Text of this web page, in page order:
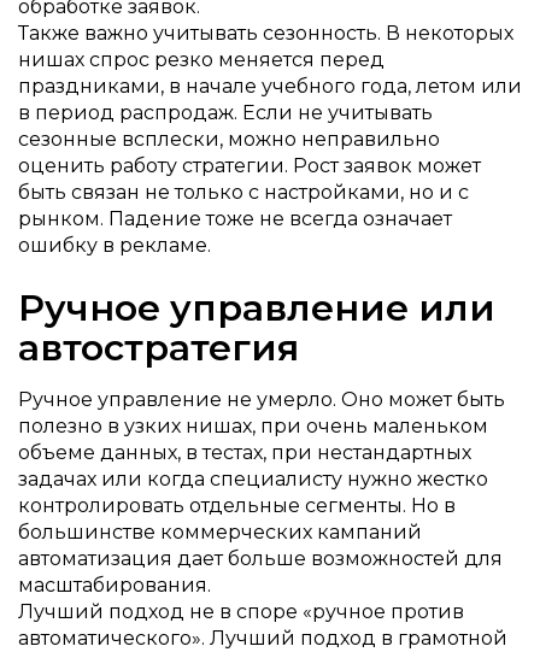
обработке заявок.
Также важно учитывать сезонность. В некоторых
нишах спрос резко меняется перед
праздниками, в начале учебного года, летом или
в период распродаж. Если не учитывать
сезонные всплески, можно неправильно
оценить работу стратегии. Рост заявок может
быть связан не только с настройками, но и с
рынком. Падение тоже не всегда означает
ошибку в рекламе.
Ручное управление или
автостратегия
Ручное управление не умерло. Оно может быть
полезно в узких нишах, при очень маленьком
объеме данных, в тестах, при нестандартных
задачах или когда специалисту нужно жестко
контролировать отдельные сегменты. Но в
большинстве коммерческих кампаний
автоматизация дает больше возможностей для
масштабирования.
Лучший подход не в споре «ручное против
автоматического». Лучший подход в грамотной